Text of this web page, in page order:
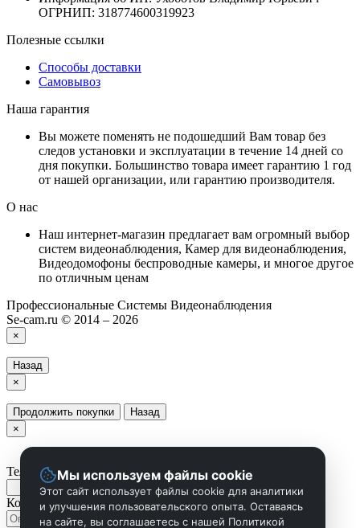
ОГРНИП: 318774600319923
Полезные ссылки
Способы доставки
Самовывоз
Наша гарантия
Вы можете поменять не подошедший Вам товар без
следов установки и эксплуатации в течение 14 дней со
дня покупки. Большинство товара имеет гарантию 1 год
от нашей организации, или гарантию производителя.
О нас
Наш интернет-магазин предлагает вам огромный выбор
систем видеонаблюдения, Камер для видеонаблюдения,
Видеодомофоны беспроводные камеры, и многое другое
по отличным ценам
Профессиональные Системы Видеонаблюдения
Se-cam.ru © 2014 – 2026
×
Назад
×
Продолжить покупки
Назад
×
Телефон
Комментарий
Мы используем файлы cookie
Этот сайт использует файлы cookie для аналитики
и улучшения пользовательского опыта. Оставаясь
на сайте, вы соглашаетесь с нашей Политикой